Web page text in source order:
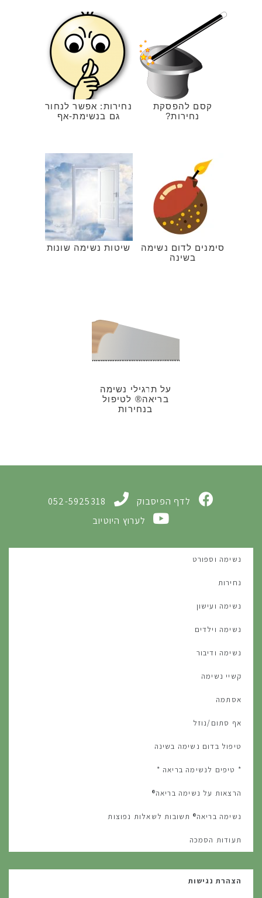
קסם להפסקת
נחירות?
נחירות: אפשר לנחור
גם בנשימת-אף
סימנים לדום נשימה
בשינה
שיטות נשימה שונות
על תרגילי נשימה
בריאה® לטיפול
בנחירות
לדף הפיסבוק
052-5925318
לערוץ היוטיוב
נשימה וספורט
נחירות
נשימה ועישון
נשימה וילדים
נשימה ודיבור
קשיי נשימה
אסתמה
אף סתום/נוזל
טיפול בדום נשימה בשינה
* טיפים לנשימה בריאה *
הרצאות על נשימה בריאה®
נשימה בריאה® תשובות לשאלות נפוצות
תעודות הסמכה
הצהרת נגישות